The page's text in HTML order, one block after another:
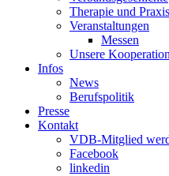
Therapie und Praxis
Veranstaltungen
Messen
Unsere
Infos
News
Berufspolitik
Presse
Kontakt
VDB-Mitglied
Facebook
linkedin